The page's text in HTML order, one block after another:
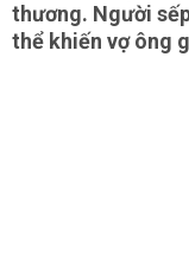
thương. Người
thể khiến vợ ông